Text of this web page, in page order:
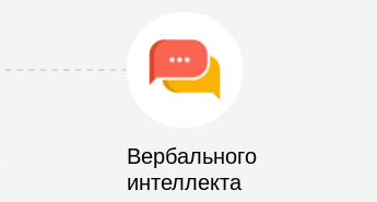
Вербального
интеллекта